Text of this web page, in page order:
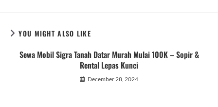
YOU MIGHT ALSO LIKE
Sewa Mobil Sigra Tanah Datar Murah Mulai 100K – Sopir &
Rental Lepas Kunci
December 28, 2024